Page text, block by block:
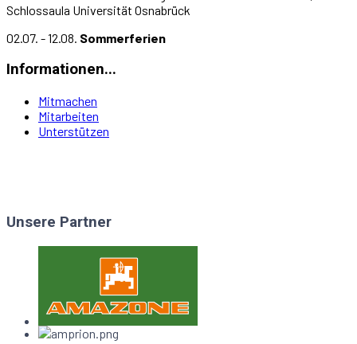
Schlossaula Universität Osnabrück
02.07. - 12.08. Sommerferien
Informationen...
Mitmachen
Mitarbeiten
Unterstützen
Unsere Partner